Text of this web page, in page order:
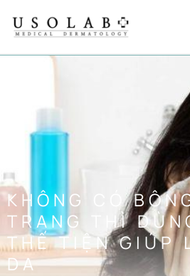
KHÔNG CÓ
TRANG THÌ
THẾ TIỆN GIÚP
DA